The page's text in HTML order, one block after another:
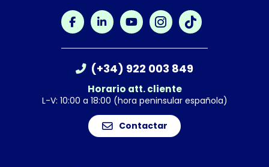
(+34) 922 003 849
Horario att. cliente
L-V: 10:00 a 18:00 (hora peninsular española)
Contactar